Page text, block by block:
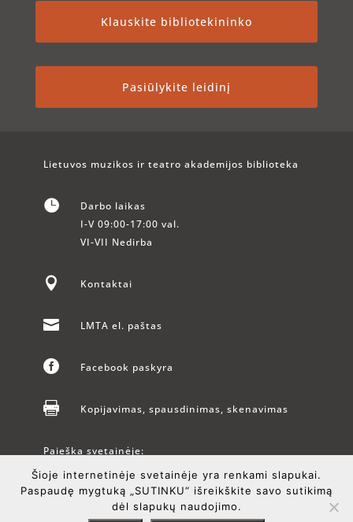
Klauskite bibliotekininko
Pasiūlykite leidinį
Lietuvos muzikos ir teatro akademijos biblioteka

Darbo laikas
I-V 09:00-17:00 val.
VI-VII Nedirba
 Kontaktai
 LMTA el. paštas
 Facebook paskyra
 Kopijavimas, spausdinimas, skenavimas
Paieška svetainėje:
Šioje internetinėje svetainėje yra renkami slapukai.
Paspaudę mygtuką „SUTINKU“ išreikškite savo sutikimą
dėl slapukų naudojimo.